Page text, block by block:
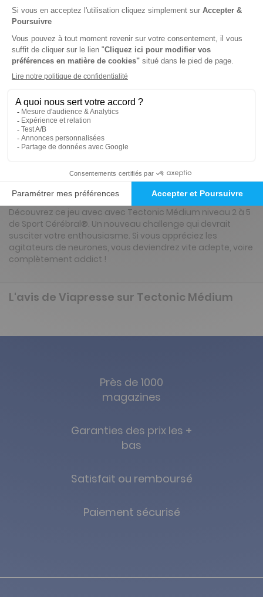
Abonnement 1 an
6 n° • Papier
20€83 Tarif Kiosque :
Renouvellement à date d’anniversaire
Présentation du magazine Tectonic
Tectonic, le jeu qui pourrait bien détrôner le sudoku.
Découvrez ce jeu avec avec Tectonic Médium niveau 2 à 5
de Sport Cérébral®. Un nouveau challenge qui devrait
susciter votre enthousiasme. Si vous appréciez les
agitateurs de neurones, vous deviendrez vite adepte, voire
complètement addict !
L'avis de Viapresse sur Tectonic Médium
Près de 1000
magazines
Garanties des prix les +
bas
Satisfait ou remboursé
Paiement sécurisé